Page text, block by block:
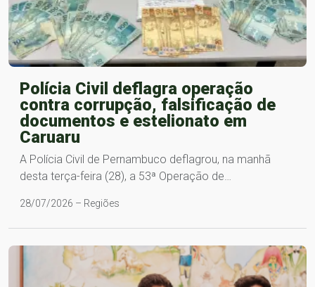
Polícia Civil deflagra operação
contra corrupção, falsificação de
documentos e estelionato em
Caruaru
A Polícia Civil de Pernambuco deflagrou, na manhã
desta terça-feira (28), a 53ª Operação de…
28/07/2026 – Regiões